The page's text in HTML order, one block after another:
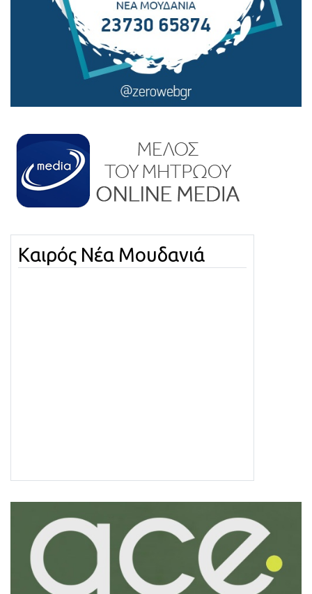
Καιρός Νέα Μουδανιά